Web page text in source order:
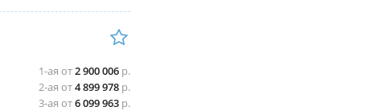
1-ая от2 900 006 р.
2-ая от4 899 978 р.
3-ая от6 099 963 р.